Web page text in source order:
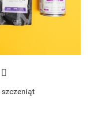
szczeniąt